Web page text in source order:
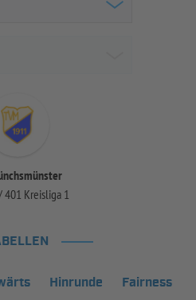
401 Kreisliga 1
Hinrunde Fairness